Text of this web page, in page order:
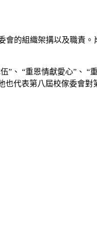
會的組織架搆以及職責
、 “重恩情獻愛心”、 “
代表第八屆校傢委會對